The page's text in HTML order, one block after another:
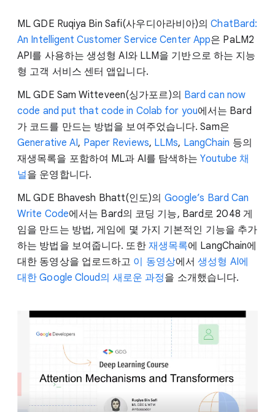
ML GDE Ruqiya Bin Safi(사우디아라비아)의ChatBard:
An Intelligent Customer Service Center App은 PaLM2
API를 사용하는 생성형 AI와 LLM을 기반으로 하는 지능
형 고객 서비스 센터 앱입니다.
ML GDE Sam Witteveen(싱가포르)의 Bard can now
code and put that code in Colab for you에서는 Bard
가 코드를 만드는 방법을 보여주었습니다. Sam은
Generative AI, Paper Reviews, LLMs, LangChain 등의
재생목록을 포함하여 ML과 AI를 탐색하는Youtube 채
널을 운영합니다.
ML GDE Bhavesh Bhatt(인도)의 Google’s Bard Can
Write Code에서는 Bard의 코딩 기능, Bard로 2048 게
임을 만드는 방법, 게임에 몇 가지 기본적인 기능을 추가
하는 방법을 보여줍니다. 또한 재생목록에 LangChain에
대한 동영상을 업로드하고 이 동영상에서생성형 AI에
대한 Google Cloud의 새로운 과정을 소개했습니다.